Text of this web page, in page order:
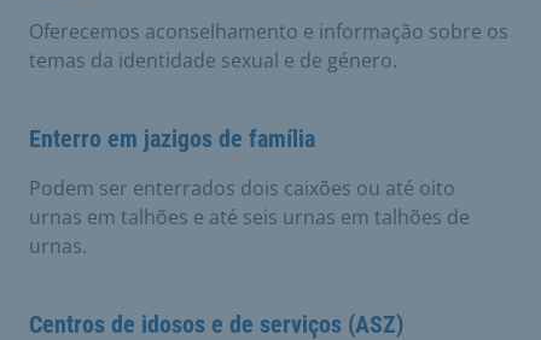
Oferecemos aconselhamento e informação sobre os
temas da identidade sexual e de género.
Enterro em jazigos de família
Podem ser enterrados dois caixões ou até oito
urnas em talhões e até seis urnas em talhões de
urnas.
Centros de idosos e de serviços (ASZ)